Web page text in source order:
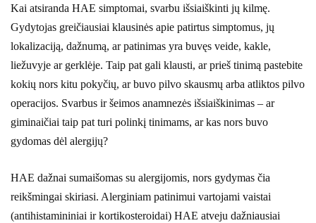
Kai atsiranda HAE simptomai, svarbu išsiaiškinti jų kilmę.
Gydytojas greičiausiai klausinės apie patirtus simptomus, jų
lokalizaciją, dažnumą, ar patinimas yra buvęs veide, kakle,
liežuvyje ar gerklėje. Taip pat gali klausti, ar prieš tinimą pastebite
kokių nors kitu pokyčių, ar buvo pilvo skausmų arba atliktos pilvo
operacijos. Svarbus ir šeimos anamnezės išsiaiškinimas – ar
giminaičiai taip pat turi polinkį tinimams, ar kas nors buvo
gydomas dėl alergijų?
HAE dažnai sumaišomas su alergijomis, nors gydymas čia
reikšmingai skiriasi. Alerginiam patinimui vartojami vaistai
(antihistamininiai ir kortikosteroidai) HAE atveju dažniausiai